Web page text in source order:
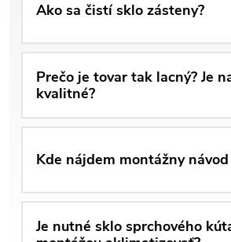
Ako sa čistí sklo zásteny?
Prečo je tovar tak lacný? Je
kvalitné?
Kde nájdem montážny návod
Je nutné sklo sprchového